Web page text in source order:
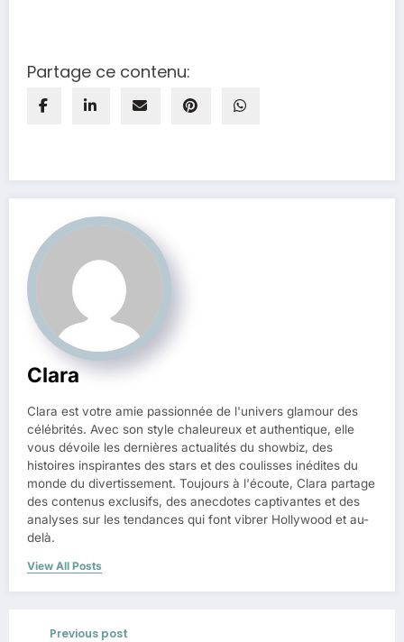
Partage ce contenu:
Clara
Clara est votre amie passionnée de l'univers glamour des
célébrités. Avec son style chaleureux et authentique, elle
vous dévoile les dernières actualités du showbiz, des
histoires inspirantes des stars et des coulisses inédites du
monde du divertissement. Toujours à l'écoute, Clara partage
des contenus exclusifs, des anecdotes captivantes et des
analyses sur les tendances qui font vibrer Hollywood et au-
delà.
View All Posts
Previous post